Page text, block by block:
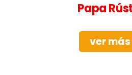
Papa
ver más